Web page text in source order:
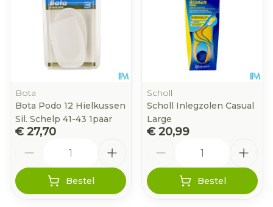
Bota
Bota Podo 12 Hielkussen
Sil. Schelp 41-43 1paar
€ 27,70
Bestel
Scholl
Scholl Inlegzolen Casual
Large
€ 20,99
Bestel